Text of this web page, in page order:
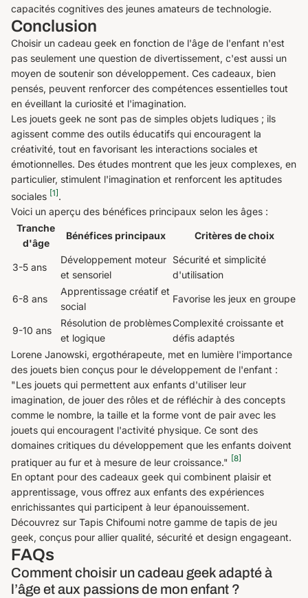
capacités cognitives des jeunes amateurs de technologie.
Conclusion
Choisir un cadeau geek en fonction de l'âge de l'enfant n'est
pas seulement une question de divertissement, c'est aussi un
moyen de soutenir son développement. Ces cadeaux, bien
pensés, peuvent renforcer des compétences essentielles tout
en éveillant la curiosité et l'imagination.
Les jouets geek ne sont pas de simples objets ludiques ; ils
agissent comme des outils éducatifs qui encouragent la
créativité, tout en favorisant les interactions sociales et
émotionnelles. Des études montrent que les jeux complexes, en
particulier, stimulent l'imagination et renforcent les aptitudes
sociales [1] .
Voici un aperçu des bénéfices principaux selon les âges :
Tranche
d'âge
Bénéfices principaux Critères de choix
3-5 ans
Développement moteur
et sensoriel
Sécurité et simplicité
d'utilisation
6-8 ans
Apprentissage créatif et
social
Favorise les jeux en groupe
9-10 ans
Résolution de problèmes
et logique
Complexité croissante et
défis adaptés
Lorene Janowski, ergothérapeute, met en lumière l'importance
des jouets bien conçus pour le développement de l'enfant :
"Les jouets qui permettent aux enfants d'utiliser leur
imagination, de jouer des rôles et de réfléchir à des concepts
comme le nombre, la taille et la forme vont de pair avec les
jouets qui encouragent l'activité physique. Ce sont des
domaines critiques du développement que les enfants doivent
pratiquer au fur et à mesure de leur croissance." [8]
En optant pour des cadeaux geek qui combinent plaisir et
apprentissage, vous offrez aux enfants des expériences
enrichissantes qui participent à leur épanouissement.
Découvrez sur Tapis Chifoumi notre gamme de tapis de jeu
geek, conçus pour allier qualité, sécurité et design engageant.
FAQs
Comment choisir un cadeau geek adapté à
l’âge et aux passions de mon enfant ?